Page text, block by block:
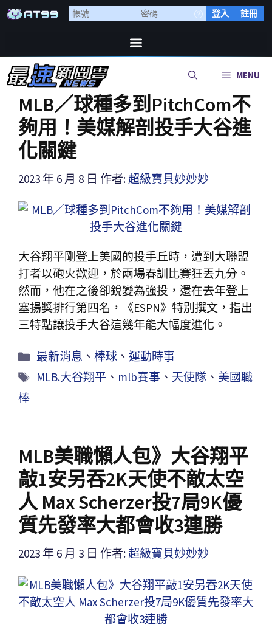
登入 註冊
MENU
MLB／球種多到PitchCom不
夠用！美媒解剖投手大谷進
化關鍵
2023 年 6 月 8 日 作者: 超級寶貝妙妙妙
大谷翔平剛登上美國的投手丘時，遭到大聯盟
打者以砲火歡迎，於兩場春訓比賽狂丟九分。
然而，他在之後卻銳變為強投，還在去年登上
塞揚獎排行第四名，《ESPN》特別撰文，指出
三特點讓投手大谷這幾年能大幅度進化。
最新消息 、棒球 、運動時事
MLB.大谷翔平 、 mlb賽事 、 天使隊 、 美國職
棒
MLB美職懶人包》大谷翔平
敲1安另吞2K天使不敵太空
人 Max Scherzer投7局9K優
質先發率大都會收3連勝
2023 年 6 月 3 日 作者: 超級寶貝妙妙妙